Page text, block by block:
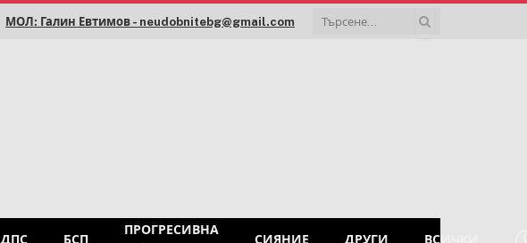
МОЛ: Галин Евтимов - neudobnitebg@gmail.com
ДПС БСП
ПРОГРЕСИВНА
СИЯНИЕ ДРУГИ ВСИЧКИ